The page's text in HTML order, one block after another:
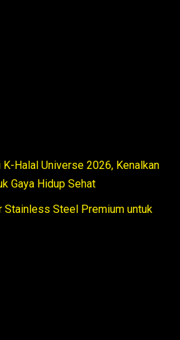
Halal Universe 2026, Kenalkan
Gaya Hidup Sehat
Stainless Steel Premium untuk